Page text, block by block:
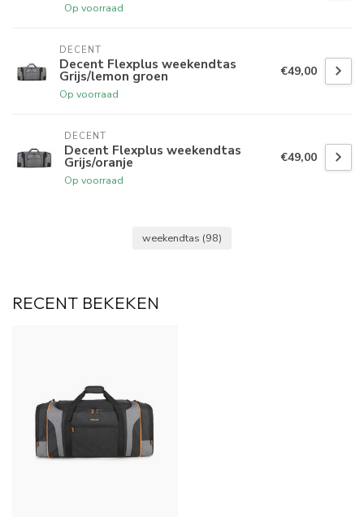
Op voorraad
DECENT
Decent Flexplus weekendtas
Grijs/lemon groen
Op voorraad
€49,00
DECENT
Decent Flexplus weekendtas
Grijs/oranje
Op voorraad
€49,00
weekendtas (98)
RECENT BEKEKEN